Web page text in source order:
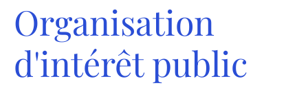
Organisation
d'intérêt public